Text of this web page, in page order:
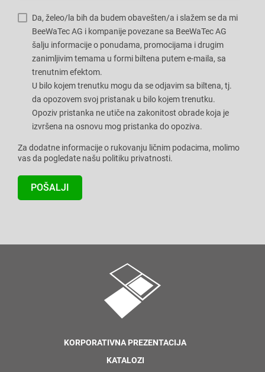
Da, želeo/la bih da budem obavešten/a i slažem se da mi
BeeWaTec AG i kompanije povezane sa BeeWaTec AG
šalju informacije o ponudama, promocijama i drugim
zanimljivim temama u formi biltena putem e-maila, sa
trenutnim efektom.
U bilo kojem trenutku mogu da se odjavim sa biltena, tj.
da opozovem svoj pristanak u bilo kojem trenutku.
Opoziv pristanka ne utiče na zakonitost obrade koja je
izvršena na osnovu mog pristanka do opoziva.
Za dodatne informacije o rukovanju ličnim podacima, molimo
vas da pogledate našu politiku privatnosti.
KORPORATIVNA PREZENTACIJA
KATALOZI